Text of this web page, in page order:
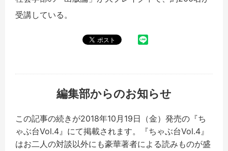
受講している。
編集部からのお知らせ
この記事の続きが2018年10月19日（金）発売の『ち
ゃぶ台Vol.4』にて掲載されます。『ちゃぶ台Vol.4』
はお二人の対談以外にも豪華著者による読みものが盛